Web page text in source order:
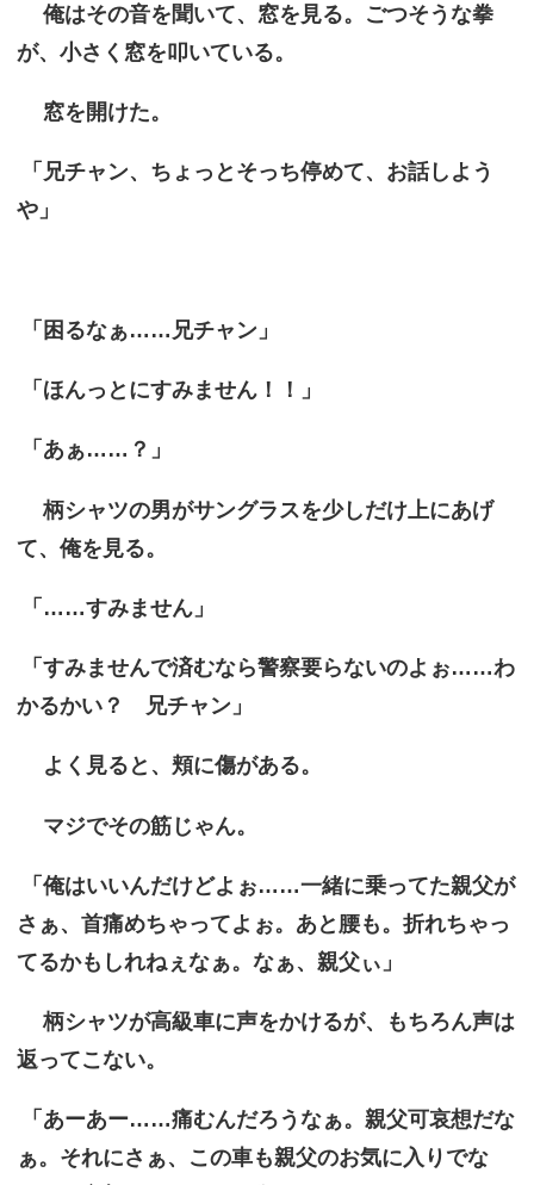
俺はその音を聞いて、窓を見る。ごつそうな拳
が、小さく窓を叩いている。
窓を開けた。
「兄チャン、ちょっとそっち停めて、お話しよう
や」
「困るなぁ……兄チャン」
「ほんっとにすみません！！」
「あぁ……？」
柄シャツの男がサングラスを少しだけ上にあげ
て、俺を見る。
「……すみません」
「すみませんで済むなら警察要らないのよぉ……わ
かるかい？ 兄チャン」
よく見ると、頬に傷がある。
マジでその筋じゃん。
「俺はいいんだけどよぉ……一緒に乗ってた親父が
さぁ、首痛めちゃってよぉ。あと腰も。折れちゃっ
てるかもしれねぇなぁ。なぁ、親父ぃ」
柄シャツが高級車に声をかけるが、もちろん声は
返ってこない。
「あーあー……痛むんだろうなぁ。親父可哀想だな
ぁ。それにさぁ、この車も親父のお気に入りでな